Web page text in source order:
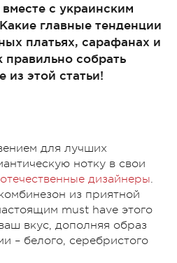
с украинским
главные тенденции
платьях, сарафанах и
правильно собрать
из этой статьи!
для лучших
нотку в свои
отечественные дизайнеры.
из приятной
must have этого
вкус, дополняя образ
– белого, серебристого